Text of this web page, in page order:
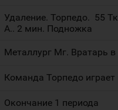
Удаление. Торпедо. 55
А.. 2 мин. Подножка
Металлург Мг. Вратарь в
Команда Торпедо
Окончание 1 периода